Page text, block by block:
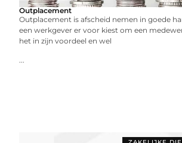
Outplacement
Outplacement is afscheid nemen in goede
een werkgever er voor kiest om een
het in zijn voordeel en wel
...